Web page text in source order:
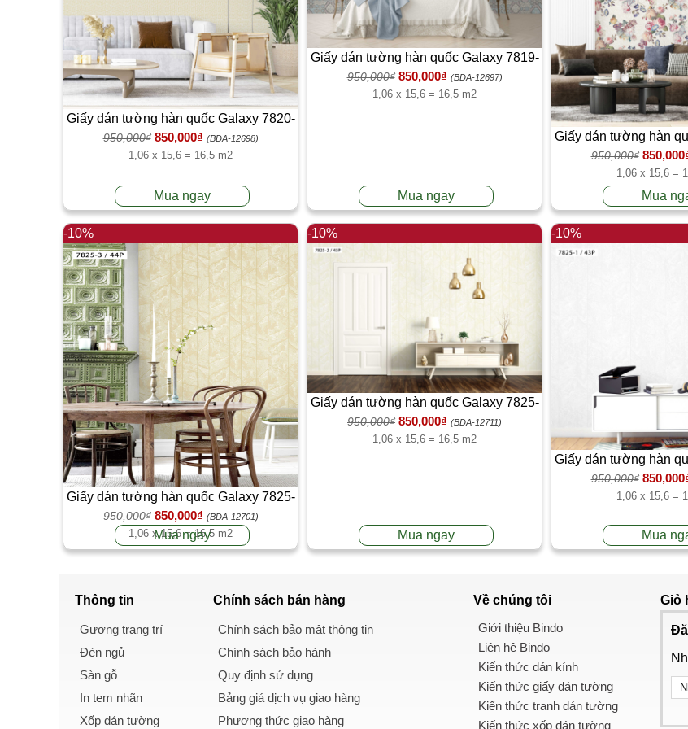
Giấy dán tường hàn quốc Galaxy 7820-
1
950,000₫ 850,000₫ (BDA-12698)
1,06 x 15,6 = 16,5 m2
Mua ngay
Giấy dán tường hàn quốc Galaxy 7819-
1
950,000₫ 850,000₫ (BDA-12697)
1,06 x 15,6 = 16,5 m2
Mua ngay
Giấy dán tường hàn
1
950,000₫
1,06 x 15,6 =
Mua
-10%
Giấy dán tường hàn quốc Galaxy 7825-
3
950,000₫ 850,000₫ (BDA-12701)
1,06 x 15,6 = 16,5 m2
Mua ngay
-10%
Giấy dán tường hàn quốc Galaxy 7825-
2
950,000₫ 850,000₫ (BDA-12711)
1,06 x 15,6 = 16,5 m2
Mua ngay
-10%
Giấy dán tường hàn
1
950,000₫
1,06 x 15,6 =
Mua
Thông tin
Gương trang trí
Đèn ngủ
Sàn gỗ
In tem nhãn
Xốp dán tường
Chính sách bán hàng
Chính sách bảo mật thông tin
Chính sách bảo hành
Quy định sử dụng
Bảng giá dịch vụ giao hàng
Phương thức giao hàng
Về chúng tôi
Giới thiệu Bindo
Liên hệ Bindo
Kiến thức dán kính
Kiến thức giấy dán tường
Kiến thức tranh dán tường
Kiến thức xốp dán tường
Giỏ